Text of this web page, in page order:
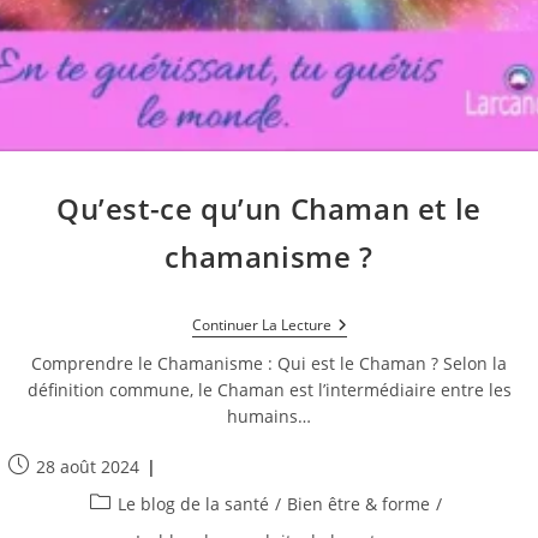
Qu’est-ce qu’un Chaman et le
chamanisme ?
Continuer La LectureQu’est-
Ce
Qu’un
Chaman
Et
Comprendre le Chamanisme : Qui est le Chaman ? Selon la
définition commune, le Chaman est l’intermédiaire entre les
humains…
Publication
28 août 2024
PostLe blog de la santé / Bien être & forme /